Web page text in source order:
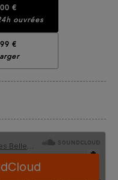
€
ouvrées
€